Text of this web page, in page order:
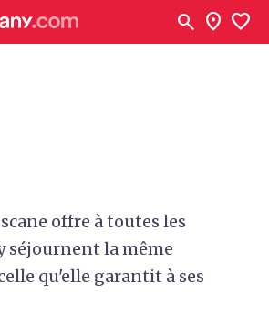
search location_on favorite
offre à toutes les
séjournent la même
qu'elle garantit à ses